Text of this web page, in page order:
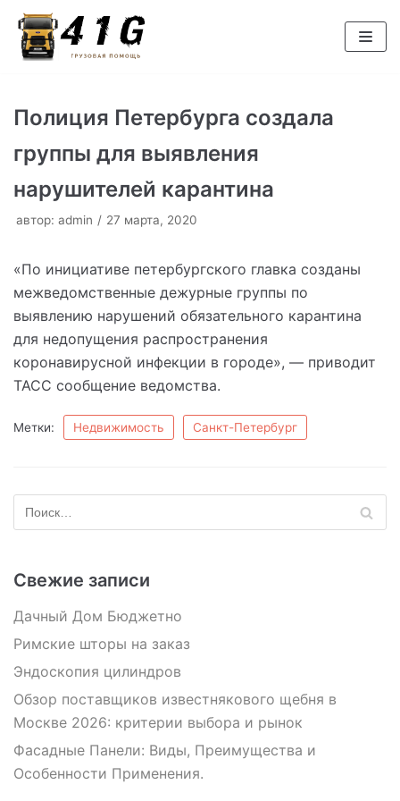
Перейти
к
Полиция Петербурга создала
группы для выявления
нарушителей карантина
автор: admin 27 марта, 2020
«По инициативе петербургского главка созданы
межведомственные дежурные группы по
выявлению нарушений обязательного карантина
для недопущения распространения
коронавирусной инфекции в городе», — приводит
ТАСС сообщение ведомства.
Метки: Недвижимость Санкт-Петербург
Свежие записи
Дачный Дом Бюджетно
Римские шторы на заказ
Эндоскопия цилиндров
Обзор поставщиков известнякового щебня в
Москве 2026: критерии выбора и рынок
Фасадные Панели: Виды, Преимущества и
Особенности Применения.